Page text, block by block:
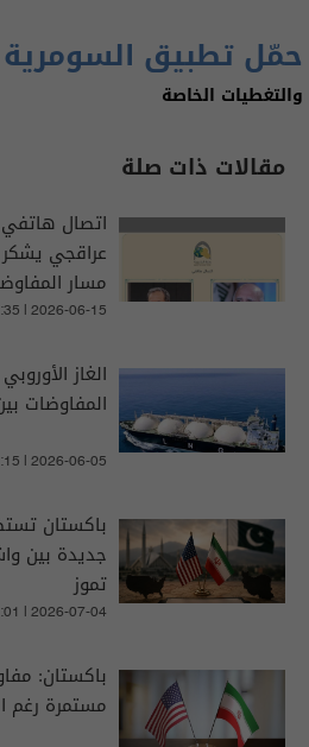
حمّل تطبيق السومرية
والتغطيات الخاصة
مقالات ذات صلة
اتصال
عراقجي يشكر
مسار
| 2026-06-15
الغاز
المفاوضات
| 2026-06-05
باكستان
تموز
| 2026-07-04
باكستان:
مستمرة رغم